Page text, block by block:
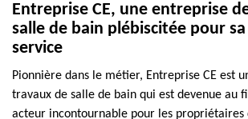
Entreprise CE, une entreprise
salle de bain plébiscitée pour
service
Pionnière dans le métier, Entreprise CE est
travaux de salle de bain qui est devenue au
acteur incontournable pour les propriétaires